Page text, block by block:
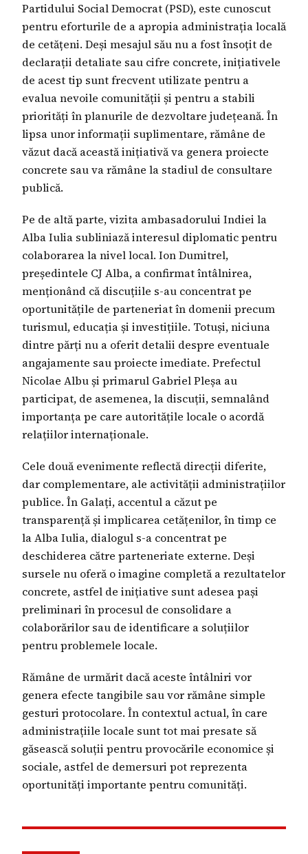
Partidului Social Democrat (PSD), este cunoscut
pentru eforturile de a apropia administrația locală
de cetățeni. Deși mesajul său nu a fost însoțit de
declarații detaliate sau cifre concrete, inițiativele
de acest tip sunt frecvent utilizate pentru a
evalua nevoile comunității și pentru a stabili
priorități în planurile de dezvoltare județeană. În
lipsa unor informații suplimentare, rămâne de
văzut dacă această inițiativă va genera proiecte
concrete sau va rămâne la stadiul de consultare
publică.
Pe de altă parte, vizita ambasadorului Indiei la
Alba Iulia subliniază interesul diplomatic pentru
colaborarea la nivel local. Ion Dumitrel,
președintele CJ Alba, a confirmat întâlnirea,
menționând că discuțiile s-au concentrat pe
oportunitățile de parteneriat în domenii precum
turismul, educația și investițiile. Totuși, niciuna
dintre părți nu a oferit detalii despre eventuale
angajamente sau proiecte imediate. Prefectul
Nicolae Albu și primarul Gabriel Pleșa au
participat, de asemenea, la discuții, semnalând
importanța pe care autoritățile locale o acordă
relațiilor internaționale.
Cele două evenimente reflectă direcții diferite,
dar complementare, ale activității administrațiilor
publice. În Galați, accentul a căzut pe
transparență și implicarea cetățenilor, în timp ce
la Alba Iulia, dialogul s-a concentrat pe
deschiderea către parteneriate externe. Deși
sursele nu oferă o imagine completă a rezultatelor
concrete, astfel de inițiative sunt adesea pași
preliminari în procesul de consolidare a
colaborărilor sau de identificare a soluțiilor
pentru problemele locale.
Rămâne de urmărit dacă aceste întâlniri vor
genera efecte tangibile sau vor rămâne simple
gesturi protocolare. În contextul actual, în care
administrațiile locale sunt tot mai presate să
găsească soluții pentru provocările economice și
sociale, astfel de demersuri pot reprezenta
oportunități importante pentru comunități.